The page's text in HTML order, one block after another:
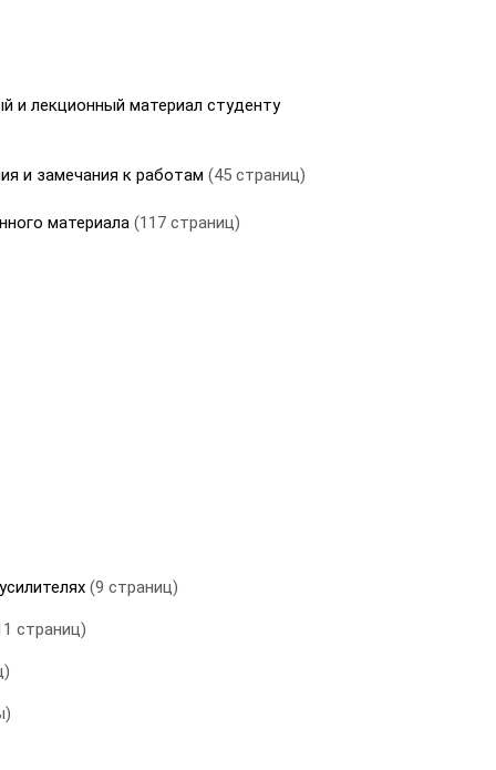
и лекционный материал студенту
и замечания к работам (45 страниц)
материала (117 страниц)
(9 страниц)
страниц)